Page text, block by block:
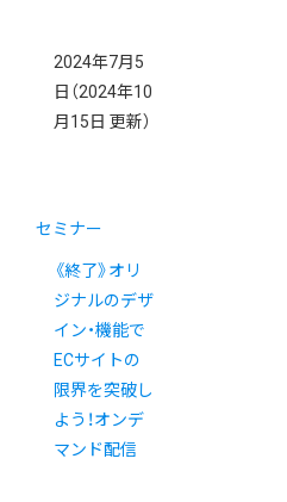
2024年7月5
日 （2024年10
月15日 更新）
セミナー
《終了》オリ
ジナルのデザ
イン・機能で
ECサイトの
限界を突破し
よう！オンデ
マンド配信